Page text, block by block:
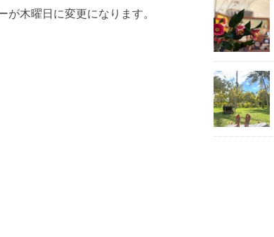
木曜日に変更になります。